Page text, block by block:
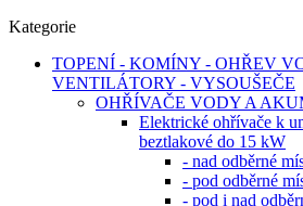
Kategorie
TOPENÍ - KOMÍNY - OHŘEV
VENTILÁTORY - VYSOUŠEČE
OHŘÍVAČE VODY A
Elektrické ohřívače k
beztlakové do 15 kW
- nad odběrné
- pod odběrné
- pod i nad